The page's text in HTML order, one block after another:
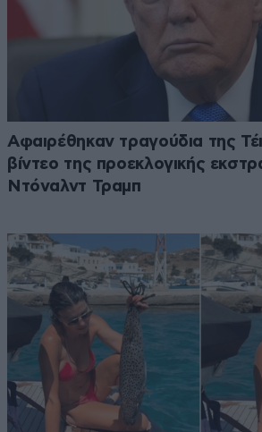
Αφαιρέθηκαν τραγούδια της
βίντεο της προεκλογικής
Ντόναλντ Τραμπ